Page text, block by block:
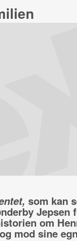
som kan
Jepsen
om
mod sine